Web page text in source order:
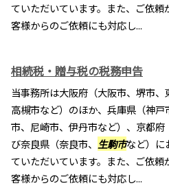
ていただいています。また、ご依
客様からのご依頼にも対応し...
相続税・贈与税の税務申告
当事務所は大阪府（大阪市、堺市、
高槻市など）のほか、兵庫県（神
市、尼崎市、伊丹市など）、京都
び奈良県（奈良市、 生駒市など）に
ていただいています。また、ご依
客様からのご依頼にも対応し...